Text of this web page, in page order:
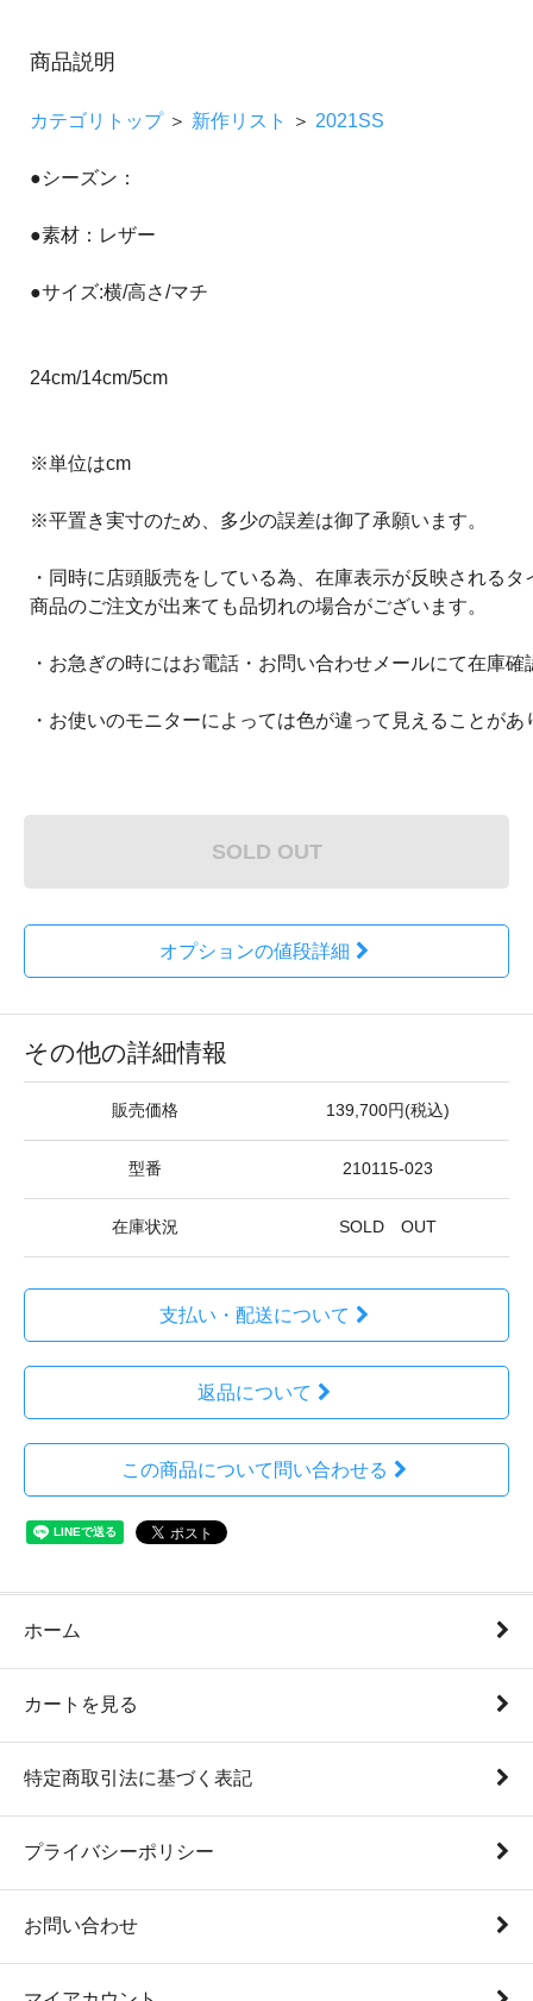
商品説明
カテゴリトップ＞ 新作リスト ＞ 2021SS
●シーズン：
●素材：レザー
●サイズ:横/高さ/マチ
24cm/14cm/5cm
※単位はcm
※平置き実寸のため、多少の誤差は御了承願います。
・同時に店頭販売をしている為、在庫表示が反映される
商品のご注文が出来ても品切れの場合がございます。
・お急ぎの時にはお電話・お問い合わせメールにて在庫
・お使いのモニターによっては色が違って見えることがあ
SOLD OUT
オプションの値段詳細
その他の詳細情報
販売価格 139,700円(税込)
型番 210115-023
在庫状況 SOLD OUT
支払い・配送について
返品について
この商品について問い合わせる
ホーム
カートを見る
特定商取引法に基づく表記
プライバシーポリシー
お問い合わせ